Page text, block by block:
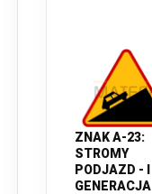
ZNAK A-23:
STROMY
PODJAZD - I
GENERACJA